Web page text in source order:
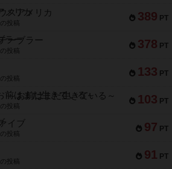
389 PT
スアメリカ
投稿
378 PT
ーブラー
の投稿
133 PT
投稿
103 PT
お前はまだ生きている～
の投稿
97 PT
イブ
の投稿
91 PT
の投稿